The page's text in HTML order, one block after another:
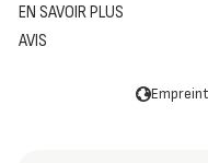
EN SAVOIR PLUS
AVIS